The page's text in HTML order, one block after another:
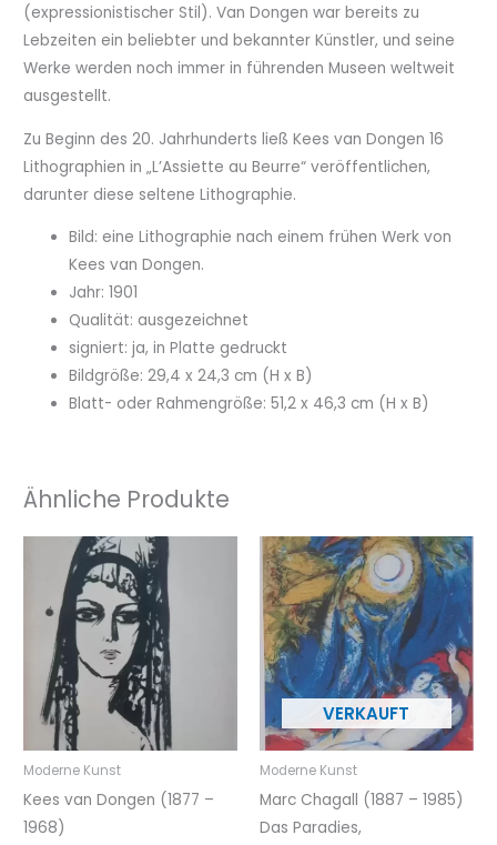
(expressionistischer Stil). Van Dongen war bereits zu
Lebzeiten ein beliebter und bekannter Künstler, und seine
Werke werden noch immer in führenden Museen weltweit
ausgestellt.
Zu Beginn des 20. Jahrhunderts ließ Kees van Dongen 16
Lithographien in „L’Assiette au Beurre“ veröffentlichen,
darunter diese seltene Lithographie.
Bild: eine Lithographie nach einem frühen Werk von
Kees van Dongen.
Jahr: 1901
Qualität: ausgezeichnet
signiert: ja, in Platte gedruckt
Bildgröße: 29,4 x 24,3 cm (H x B)
Blatt- oder Rahmengröße: 51,2 x 46,3 cm (H x B)
Ähnliche Produkte
Moderne Kunst
Kees van Dongen (1877 –
1968)
Moderne Kunst
Marc Chagall (1887 – 1985)
Das Paradies,